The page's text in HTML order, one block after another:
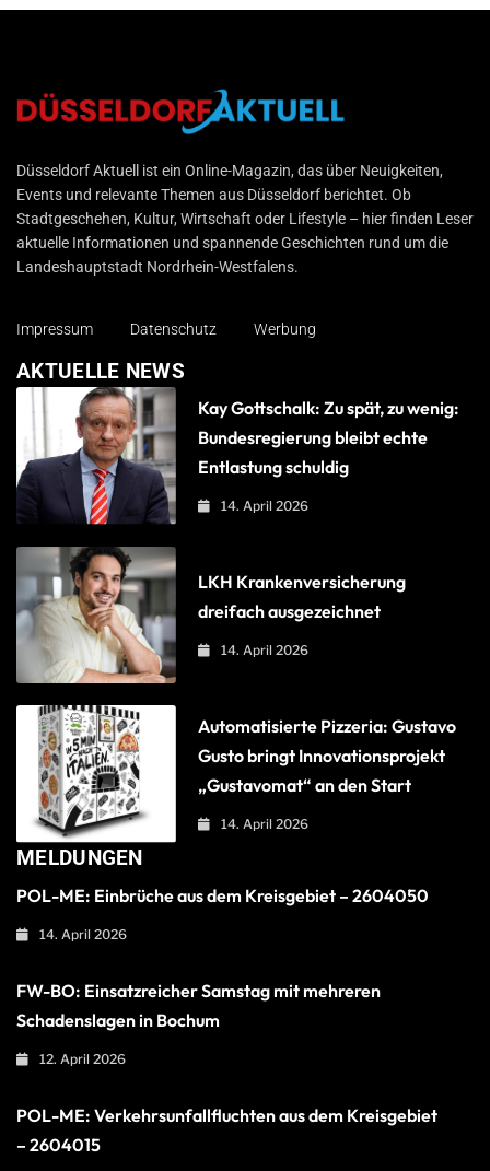
Düsseldorf Aktuell
Düsseldorf Aktuell ist ein Online-Magazin, das über Neuigkeiten,
Events und relevante Themen aus Düsseldorf berichtet. Ob
Stadtgeschehen, Kultur, Wirtschaft oder Lifestyle – hier finden Leser
aktuelle Informationen und spannende Geschichten rund um die
Landeshauptstadt Nordrhein-Westfalens.
Impressum Datenschutz Werbung
AKTUELLE NEWS
Kay Gottschalk: Zu spät, zu wenig:
Bundesregierung bleibt echte
Entlastung schuldig
14. April 2026
LKH Krankenversicherung
dreifach ausgezeichnet
14. April 2026
Automatisierte Pizzeria: Gustavo
Gusto bringt Innovationsprojekt
„Gustavomat“ an den Start
14. April 2026
MELDUNGEN
POL-ME: Einbrüche aus dem Kreisgebiet – 2604050
14. April 2026
FW-BO: Einsatzreicher Samstag mit mehreren
Schadenslagen in Bochum
12. April 2026
POL-ME: Verkehrsunfallfluchten aus dem Kreisgebiet
– 2604015